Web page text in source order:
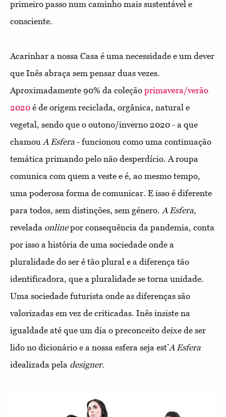
primeiro passo num caminho mais sustentável e
consciente.
Acarinhar a nossa Casa é uma necessidade e um dever
que Inês abraça sem pensar duas vezes.
Aproximadamente 90% da coleção primavera/verão
2020 é de origem reciclada, orgânica, natural e
vegetal, sendo que o outono/inverno 2020 - a que
chamou A Esfera - funcionou como uma continuação
temática primando pelo não desperdício. A roupa
comunica com quem a veste e é, ao mesmo tempo,
uma poderosa forma de comunicar. E isso é diferente
para todos, sem distinções, sem género. A Esfera,
revelada onlinepor consequência da pandemia, conta
por isso a história de uma sociedade onde a
pluralidade do ser é tão plural e a diferença tão
identificadora, que a pluralidade se torna unidade.
Uma sociedade futurista onde as diferenças são
valorizadas em vez de criticadas. Inês insiste na
igualdade até que um dia o preconceito deixe de ser
lido no dicionário e a nossa esfera seja est’A Esfera
idealizada pela designer.